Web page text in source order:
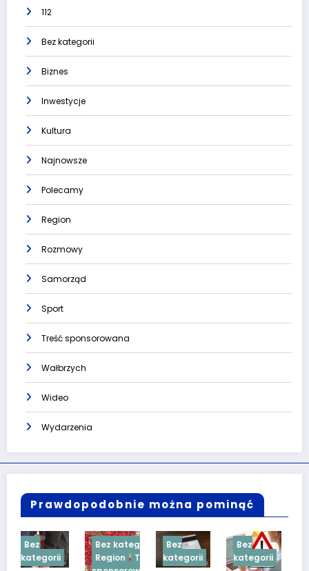
112
Bez kategorii
Biznes
Inwestycje
Kultura
Najnowsze
Polecamy
Region
Rozmowy
Samorząd
Sport
Treść sponsorowana
Wałbrzych
Wideo
Wydarzenia
Prawdopodobnie można pominąć
Bez kategorii
Region
Treść
Bez
kategorii
Bez
kategorii
Bez
kategorii